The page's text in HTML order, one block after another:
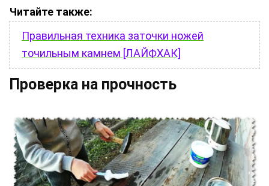
Читайте также:
Правильная техника заточки ножей
точильным камнем [ЛАЙФХАК]
Проверка на прочность